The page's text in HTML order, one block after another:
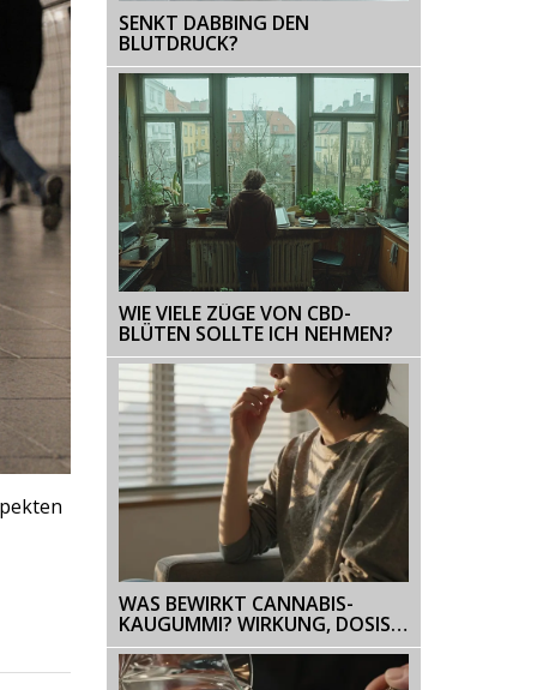
SENKT DABBING DEN
BLUTDRUCK?
WIE VIELE ZÜGE VON CBD-
BLÜTEN SOLLTE ICH NEHMEN?
WAS BEWIRKT CANNABIS-
KAUGUMMI? WIRKUNG, DOSIS
UND WAS DU WISSEN MUSST